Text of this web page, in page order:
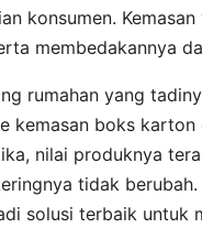
konsumen.
membedakannya
rumahan yang
kemasan boks
nilai produknya
tidak
solusi terbaik untuk